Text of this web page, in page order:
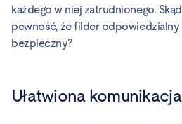
każdego w niej zatrudnionego.
pewność, że filder
bezpieczny?
Ułatwiona komunikacja